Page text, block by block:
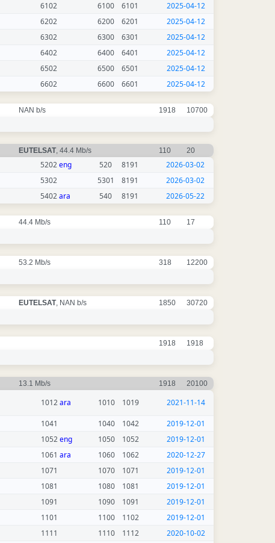
6102 6100 6101
2025-04-12
6202 6200 6201
2025-04-12
6302 6300 6301
2025-04-12
6402 6400 6401
2025-04-12
6502 6500 6501
2025-04-12
6602 6600 6601 2025-04-12
NAN b/s 1918 10700
EUTELSAT, 44.4 Mb/s 110 20
5202eng 520 8191
2026-03-02
5302 5301 8191
2026-03-02
5402ara 540 8191 2026-05-22
44.4 Mb/s 110 17
53.2 Mb/s 318 12200
EUTELSAT, NAN b/s 1850 30720
1918 1918
13.1 Mb/s 1918 20100
1012ara 1010 1019 2021-11-14
1041 1040 1042
2019-12-01
1052eng 1050 1052
2019-12-01
1061 ara 1060 1062
2020-12-27
1071 1070 1071
2019-12-01
1081 1080 1081
2019-12-01
1091 1090 1091
2019-12-01
1101 1100 1102
2019-12-01
1111 1110 1112
2020-10-02